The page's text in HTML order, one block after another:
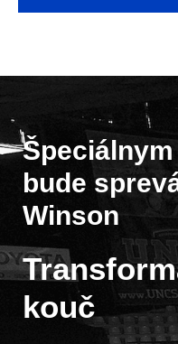
bude
Winson
kouč